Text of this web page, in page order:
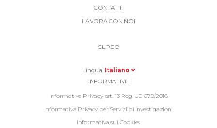
CONTATTI
LAVORA CON NOI
CLIPEO
Lingua Italiano
Informative
Footer
INFORMATIVE
Informativa Privacy art. 13 Reg. UE 679/2016
Informativa Privacy per Servizi di Investigazioni
Informativa sui Cookies